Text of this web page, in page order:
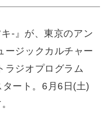
-』が、東京のアン
ージックカルチャー
ラジオプログラム
タート。6月6日(土)